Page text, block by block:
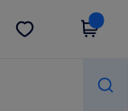
Hent app